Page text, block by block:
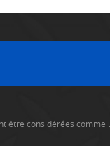
être considérées